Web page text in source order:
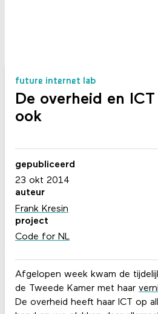
future internet lab
De overheid en
ook
Afgelopen week kwam de
de Tweede Kamer met haar
De overheid heeft haar ICT op
gepubliceerd
23 okt 2014
auteur
Frank Kresin
project
Code for NL